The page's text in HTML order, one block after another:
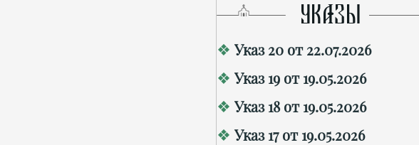
УКАЗЫ
Указ 20 от 22.07.2026
Указ 19 от 19.05.2026
Указ 18 от 19.05.2026
Указ 17 от 19.05.2026